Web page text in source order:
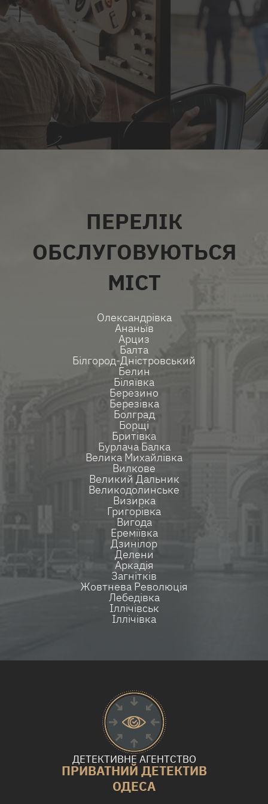
ПЕРЕЛІК
ОБСЛУГОВУЮТЬСЯ
МІСТ
Олександрівка
Ананьїв
Арциз
Балта
Білгород-Дністровський
Белин
Біляївка
Березино
Березівка
Болград
Борщі
Бритівка
Бурлача Балка
Велика Михайлівка
Вилкове
Великий Дальник
Великодолинське
Визирка
Григорівка
Вигода
Ереміївка
Дзинілор
Делени
Аркадія
Загнітків
Жовтнева Революція
Лебедівка
Іллічівськ
Іллічівка
ДЕТЕКТИВНЕ АГЕНТСТВО
ПРИВАТНИЙ ДЕТЕКТИВ
ОДЕСА